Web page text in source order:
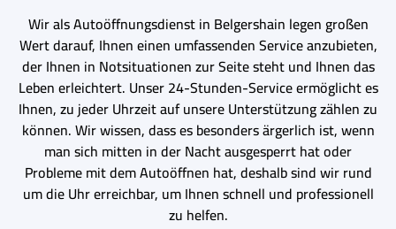
Wir als Autoöffnungsdienst in Belgershain legen großen
Wert darauf, Ihnen einen umfassenden Service anzubieten,
der Ihnen in Notsituationen zur Seite steht und Ihnen das
Leben erleichtert. Unser 24-Stunden-Service ermöglicht es
Ihnen, zu jeder Uhrzeit auf unsere Unterstützung zählen zu
können. Wir wissen, dass es besonders ärgerlich ist, wenn
man sich mitten in der Nacht ausgesperrt hat oder
Probleme mit dem Autoöffnen hat, deshalb sind wir rund
um die Uhr erreichbar, um Ihnen schnell und professionell
zu helfen.